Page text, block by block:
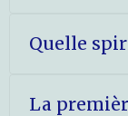
Quelle
La